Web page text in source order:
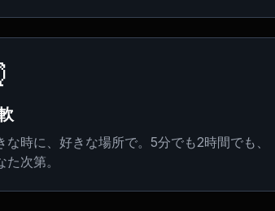
な時に、好きな場所で。5分でも2時間でも、
た次第。